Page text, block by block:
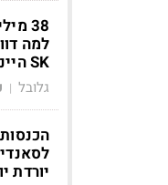
38
למה
SK הייניקס
גלובל |
יורדת